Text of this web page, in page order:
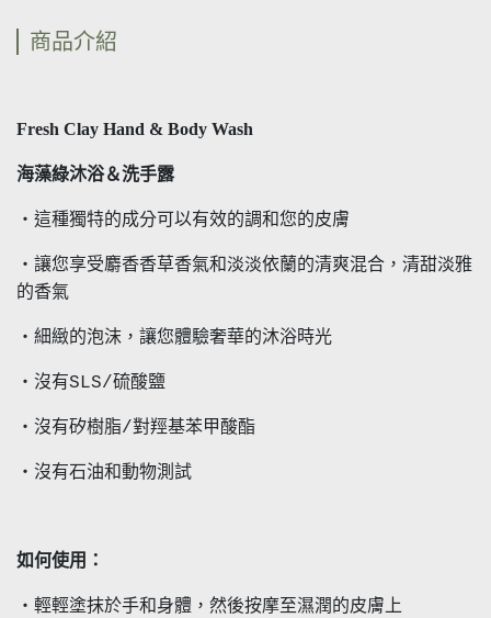
商品介紹
Fresh Clay Hand & Body Wash
海藻綠沐浴＆洗手露
・這種獨特的成分可以有效的調和您的皮膚
・讓您享受麝香香草香氣和淡淡依蘭的清爽混合，清甜淡雅
的香氣
・細緻的泡沫，讓您體驗奢華的沐浴時光
・沒有SLS/硫酸鹽
・沒有矽樹脂/對羥基苯甲酸酯
・沒有石油和動物測試
如何使用：
・輕輕塗抹於手和身體，然後按摩至濕潤的皮膚上